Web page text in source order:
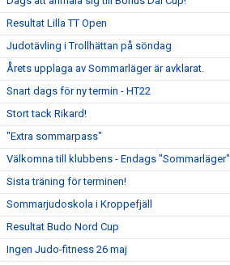
Resultat Lilla TT Open
Judotävling i Trollhättan på söndag
Årets upplaga av Sommarläger är avklarat.
Snart dags för ny termin - HT22
Stort tack Rikard!
"Extra sommarpass"
Välkomna till klubbens - Endags "Sommarläger"
Sista träning för terminen!
Sommarjudoskola i Kroppefjäll
Resultat Budo Nord Cup
Ingen Judo-fitness 26 maj